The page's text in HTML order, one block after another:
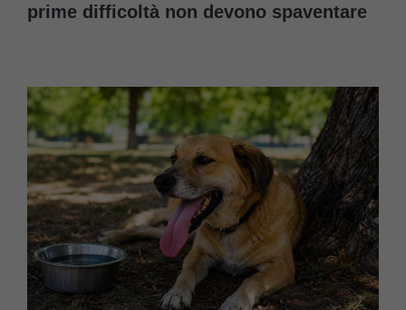
prime difficoltà non devono spaventare